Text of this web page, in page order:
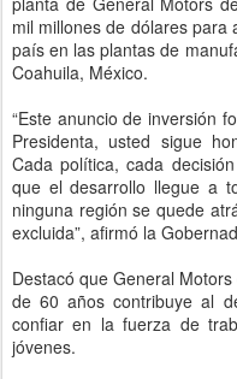
mil millones de dólares para
país en las plantas de
Coahuila, México.
“Este anuncio de inversión
Presidenta, usted sigue
Cada política, cada
que el desarrollo llegue a
ninguna región se quede
excluida”, afirmó la
Destacó que General
de 60 años contribuye al
confiar en la fuerza de
jóvenes.